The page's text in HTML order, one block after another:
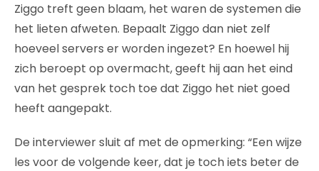
Ziggo treft geen blaam, het waren de systemen die
het lieten afweten. Bepaalt Ziggo dan niet zelf
hoeveel servers er worden ingezet? En hoewel hij
zich beroept op overmacht, geeft hij aan het eind
van het gesprek toch toe dat Ziggo het niet goed
heeft aangepakt.
De interviewer sluit af met de opmerking: “Een wijze
les voor de volgende keer, dat je toch iets beter de